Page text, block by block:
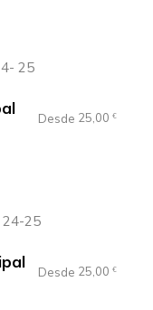
Desde 25,00 €
Desde 25,00 €